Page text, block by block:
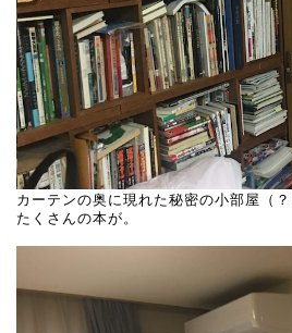
カーテンの奥に現れた秘密の小部屋（
たくさんの本が。